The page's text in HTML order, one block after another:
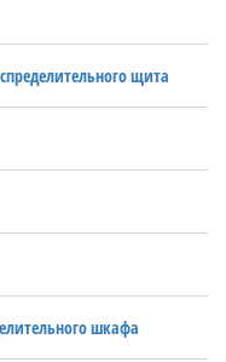
щита
шкафа